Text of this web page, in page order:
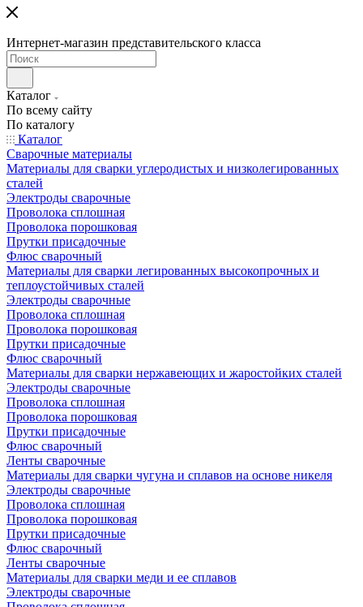
Интернет-магазин представительского класса
Каталог
По всему сайту
По каталогу
Каталог
Сварочные материалы
Материалы для сварки углеродистых и низколегированных
сталей
Электроды сварочные
Проволока сплошная
Проволока порошковая
Прутки присадочные
Флюс сварочный
Материалы для сварки легированных высокопрочных и
теплоустойчивых сталей
Электроды сварочные
Проволока сплошная
Проволока порошковая
Прутки присадочные
Флюс сварочный
Материалы для сварки нержавеющих и жаростойких сталей
Электроды сварочные
Проволока сплошная
Проволока порошковая
Прутки присадочные
Флюс сварочный
Ленты сварочные
Материалы для сварки чугуна и сплавов на основе никеля
Электроды сварочные
Проволока сплошная
Проволока порошковая
Прутки присадочные
Флюс сварочный
Ленты сварочные
Материалы для сварки меди и ее сплавов
Электроды сварочные